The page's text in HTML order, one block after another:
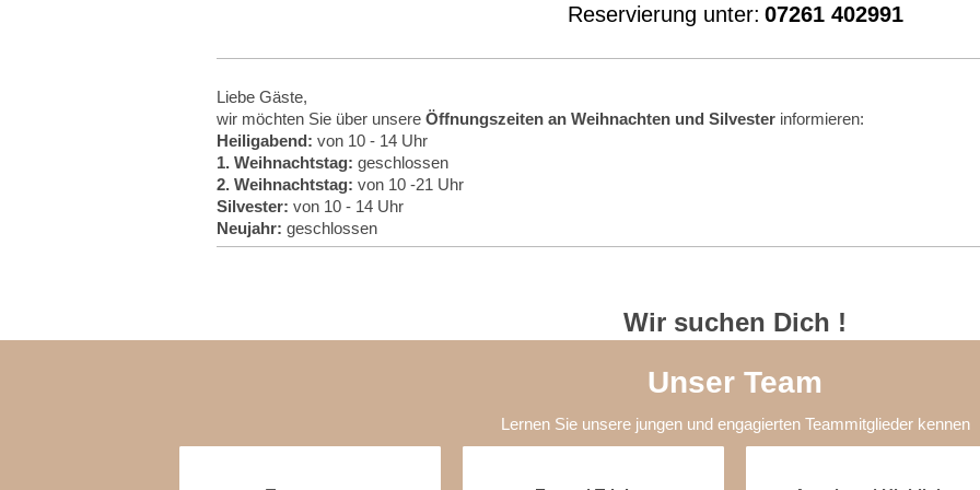
Reservierung unter: 07261 402991
Liebe Gäste,
wir möchten Sie über unsere Öffnungszeiten an Weihnachten und Silvester informieren:
Heiligabend: von 10 - 14 Uhr
1. Weihnachtstag: geschlossen
2. Weihnachtstag: von 10 -21 Uhr
Silvester: von 10 - 14 Uhr
Neujahr: geschlossen
Wir suchen Dich !
Unser Team
Lernen Sie unsere jungen und engagierten Teammitglieder kennen